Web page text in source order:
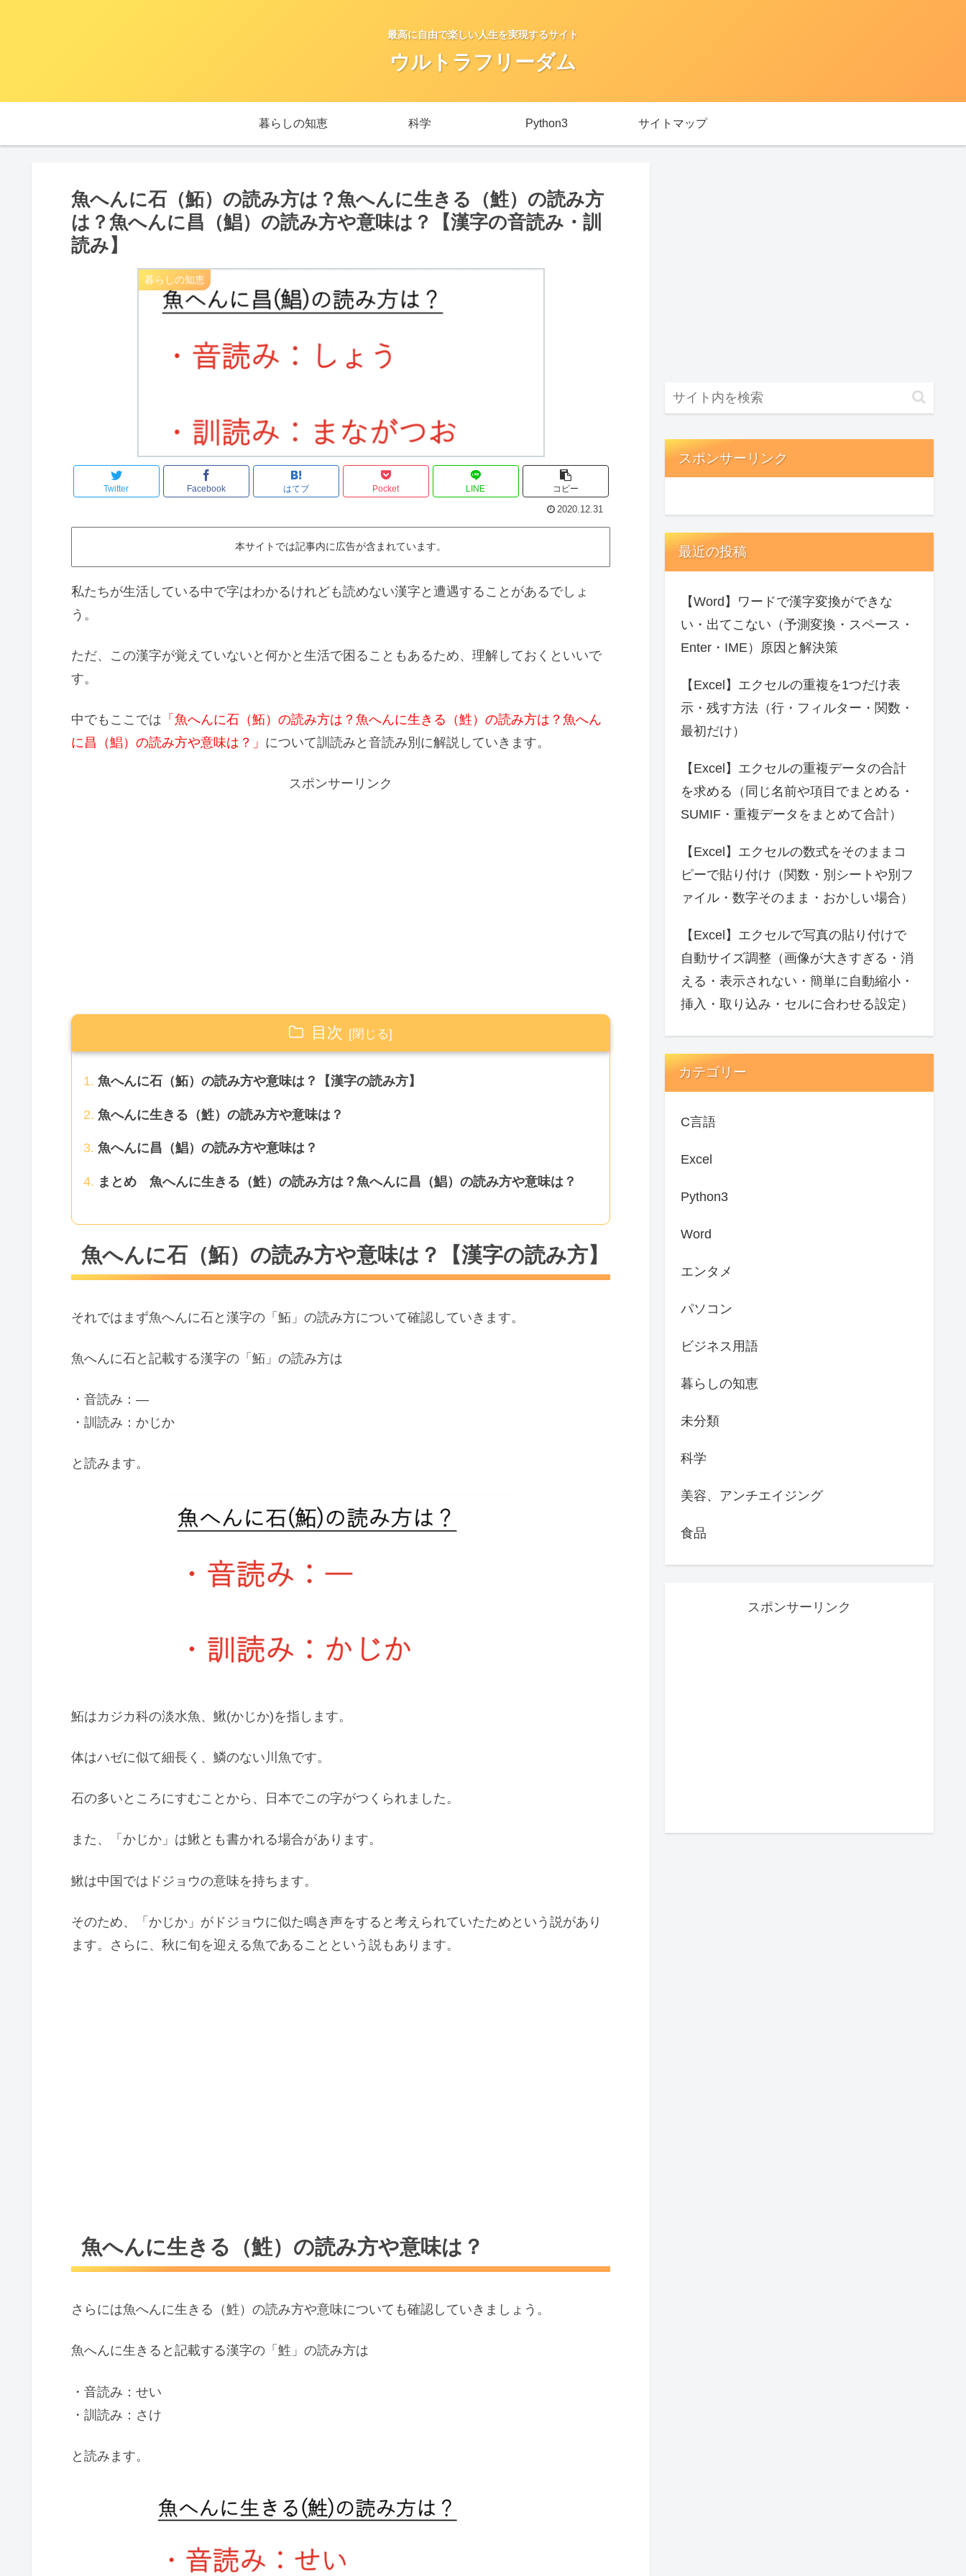
最高に自由で楽しい人生を実現するサイト
ウルトラフリーダム
暮らしの知恵 科学 Python3 サイトマップ
魚へんに石（鮖）の読み方は？魚へんに生きる（鮏）の読み方
は？魚へんに昌（鯧）の読み方や意味は？【漢字の音読み・訓
読み】
暮らしの知恵
Twitter Facebook はてブ Pocket LINE コピー
2020.12.31
本サイトでは記事内に広告が含まれています。
私たちが生活している中で字はわかるけれども読めない漢字と遭遇することがあるでしょ
う。
ただ、この漢字が覚えていないと何かと生活で困ることもあるため、理解しておくといいで
す。
中でもここでは 「魚へんに石（鮖）の読み方は？魚へんに生きる（鮏）の読み方は？魚へん
に昌（鯧）の読み方や意味は？」 について訓読みと音読み別に解説していきます。
スポンサーリンク
目次
魚へんに石（鮖）の読み方や意味は？【漢字の読み方】
魚へんに生きる（鮏）の読み方や意味は？
魚へんに昌（鯧）の読み方や意味は？
まとめ 魚へんに生きる（鮏）の読み方は？魚へんに昌（鯧）の読み方や意味は？
魚へんに石（鮖）の読み方や意味は？【漢字の読み方】
それではまず魚へんに石と漢字の「鮖」の読み方について確認していきます。
魚へんに石と記載する漢字の「鮖」の読み方は
・音読み：―
・訓読み：かじか
と読みます。
鮖はカジカ科の淡水魚、鰍(かじか)を指します。
体はハゼに似て細長く、鱗のない川魚です。
石の多いところにすむことから、日本でこの字がつくられました。
また、「かじか」は鰍とも書かれる場合があります。
鰍は中国ではドジョウの意味を持ちます。
そのため、「かじか」がドジョウに似た鳴き声をすると考えられていたためという説があり
ます。さらに、秋に旬を迎える魚であることという説もあります。
魚へんに生きる（鮏）の読み方や意味は？
さらには魚へんに生きる（鮏）の読み方や意味についても確認していきましょう。
魚へんに生きると記載する漢字の「鮏」の読み方は
・音読み：せい
・訓読み：さけ
と読みます。
スポンサーリンク
最近の投稿
【Word】ワードで漢字変換ができな
い・出てこない（予測変換・スペース・
Enter・IME）原因と解決策
【Excel】エクセルの重複を1つだけ表
示・残す方法（行・フィルター・関数・
最初だけ）
【Excel】エクセルの重複データの合計
を求める（同じ名前や項目でまとめる・
SUMIF・重複データをまとめて合計）
【Excel】エクセルの数式をそのままコ
ピーで貼り付け（関数・別シートや別フ
ァイル・数字そのまま・おかしい場合）
【Excel】エクセルで写真の貼り付けで
自動サイズ調整（画像が大きすぎる・消
える・表示されない・簡単に自動縮小・
挿入・取り込み・セルに合わせる設定）
カテゴリー
C言語
Excel
Python3
Word
エンタメ
パソコン
ビジネス用語
暮らしの知恵
未分類
科学
美容、アンチエイジング
食品
スポンサーリンク